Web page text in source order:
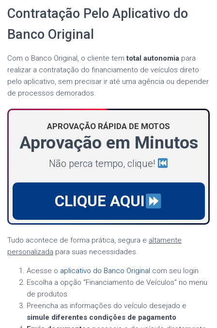
Contratação Pelo Aplicativo do
Banco Original
Com o Banco Original, o cliente temtotal autonomia para
realizar a contratação do financiamento de veículos direto
pelo aplicativo, sem precisar ir até uma agência ou depender
de processos demorados.
APROVAÇÃO RÁPIDA DE MOTOS
Aprovação em Minutos
Não perca tempo, clique!
CLIQUE AQUI
Tudo acontece de forma prática, segura e altamente
personalizada para suas necessidades.
Acesse o aplicativo do Banco Original com seu login
Escolha a opção “Financiamento de Veículos” no menu
de produtos
Preencha as informações do veículo desejado e
simule diferentes condições de pagamento